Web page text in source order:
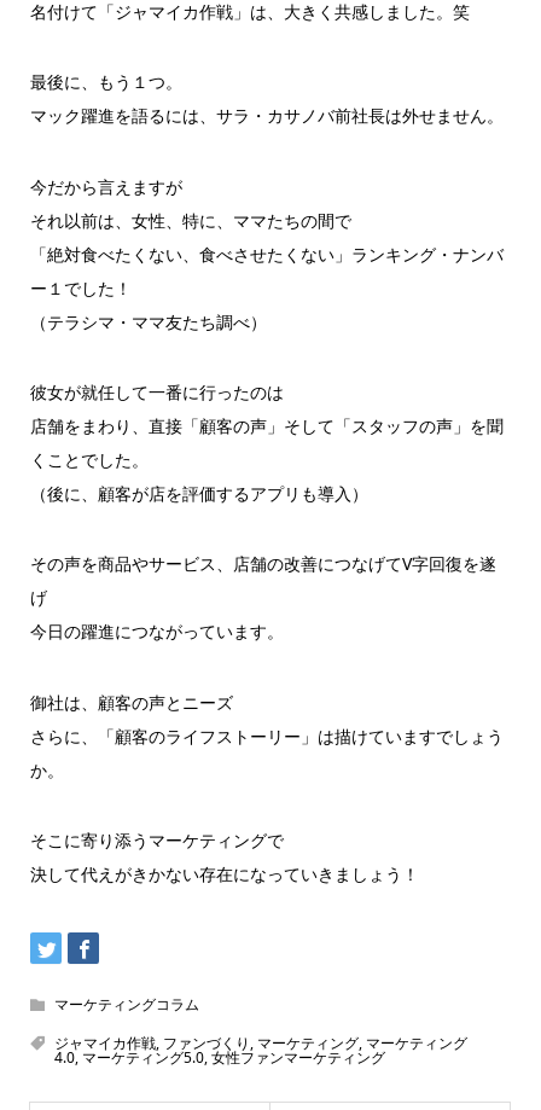
名付けて「ジャマイカ作戦」は、大きく共感しました。笑
最後に、もう１つ。
マック躍進を語るには、サラ・カサノバ前社長は外せません。
今だから言えますが
それ以前は、女性、特に、ママたちの間で
「絶対食べたくない、食べさせたくない」ランキング・ナンバ
ー１ でした！
（テラシマ・ママ友たち調べ）
彼女が就任して一番に行ったのは
店舗をまわり、直接「顧客の声」そして「スタッフの声」を聞
くこ とでした。
（後に、顧客が店を評価するアプリも導入）
その声を商品やサービス、店舗の改善につなげてV字回復を遂
げ
今日の躍進につながっています。
御社は、顧客の声とニーズ
さらに、「顧客のライフストーリー」は描けていますでしょう
か。
そこに寄り添うマーケティングで
決して代えがきかない存在になっていきましょう！
マーケティングコラム
ジャマイカ作戦, ファンづくり , マーケティング, マーケティング
4.0, マーケティング5.0,女性ファンマーケティング